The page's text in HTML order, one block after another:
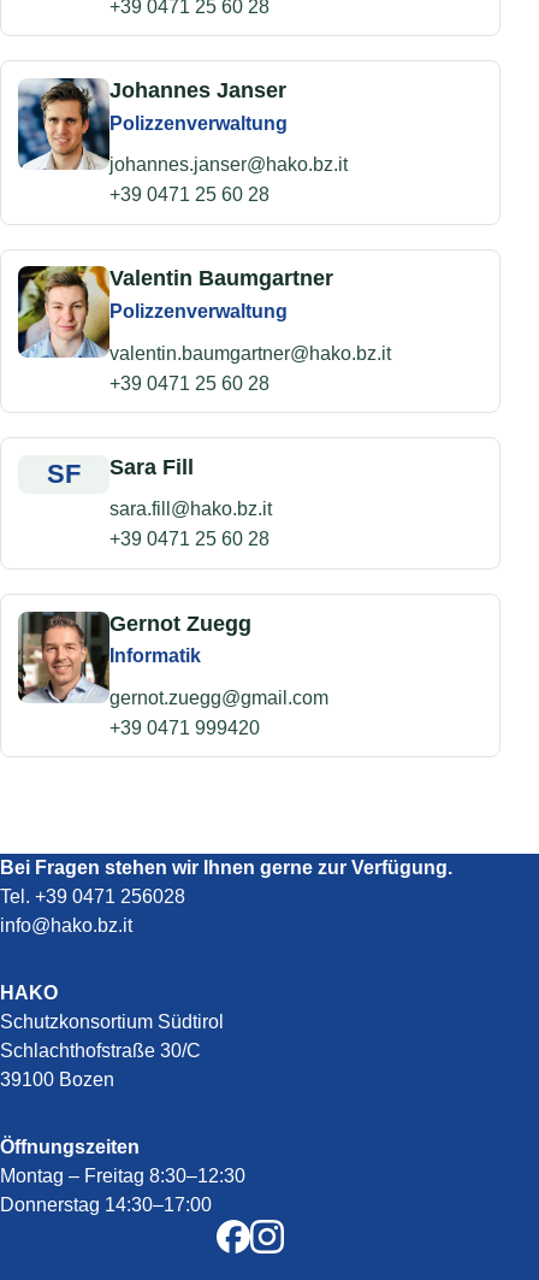
+39 0471 25 60 28
Johannes Janser
Polizzenverwaltung
johannes.janser@hako.bz.it
+39 0471 25 60 28
Valentin Baumgartner
Polizzenverwaltung
valentin.baumgartner@hako.bz.it
+39 0471 25 60 28
SF Sara Fill
sara.fill@hako.bz.it
+39 0471 25 60 28
Gernot Zuegg
Informatik
gernot.zuegg@gmail.com
+39 0471 999420
Bei Fragen stehen wir Ihnen gerne zur Verfügung.
Tel. +39 0471 256028
info@hako.bz.it
HAKO
Schutzkonsortium Südtirol
Schlachthofstraße 30/C
39100 Bozen
Öffnungszeiten
Montag – Freitag 8:30–12:30
Donnerstag 14:30–17:00